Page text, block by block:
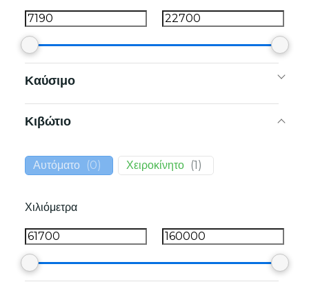
Καύσιμο
Κιβώτιο
Αυτόματο (0) Χειροκίνητο (1 )
Χιλιόμετρα